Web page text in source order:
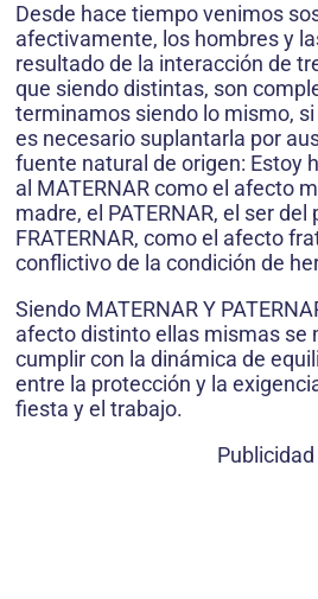
Desde hace tiempo venimos
afectivamente, los hombres y
resultado de la interacción de
que siendo distintas, son
terminamos siendo lo mismo,
es necesario suplantarla por
fuente natural de origen: Estoy
al MATERNAR como el afecto
madre, el PATERNAR, el ser del
FRATERNAR, como el afecto
conflictivo de la condición de
Siendo MATERNAR Y
afecto distinto ellas mismas se
cumplir con la dinámica de
entre la protección y la
fiesta y el trabajo.
Publicidad